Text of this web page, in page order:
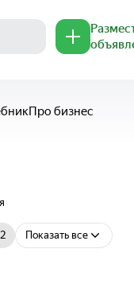
Про бизнес
Показать все